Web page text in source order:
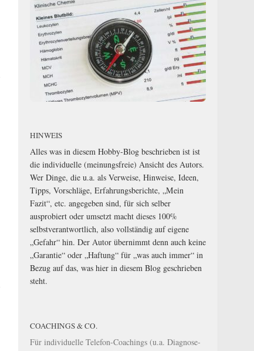
HINWEIS
Alles was in diesem Hobby-Blog beschrieben ist ist
die individuelle (meinungsfreie) Ansicht des Autors.
Wer Dinge, die u.a. als Verweise, Hinweise, Ideen,
Tipps, Vorschläge, Erfahrungsberichte, „Mein
Fazit“, etc. angegeben sind, für sich selber
ausprobiert oder umsetzt macht dieses 100%
selbstverantwortlich, also vollständig auf eigene
„Gefahr“ hin. Der Autor übernimmt denn auch keine
„Garantie“ oder „Haftung“ für „was auch immer“ in
Bezug auf das, was hier in diesem Blog geschrieben
steht.
COACHINGS & CO.
Für individuelle Telefon-Coachings (u.a. Diagnose-